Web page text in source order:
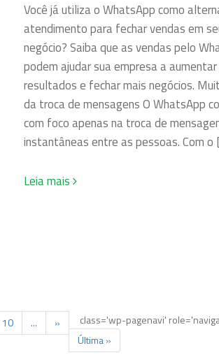
Você já utiliza o WhatsApp como
atendimento para fechar vendas em
negócio? Saiba que as vendas pelo
podem ajudar sua empresa a
resultados e fechar mais negócios.
da troca de mensagens O WhatsApp
com foco apenas na troca de
instantâneas entre as pessoas. Com o
Leia mais
class='wp-pagenavi'
10 ...
»
Última »